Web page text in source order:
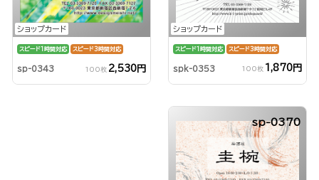
ショップカード
スピード1時間対応 スピード3時間対応
sp-0343 100枚 2,530円
ショップカード
スピード1時間対応 スピード3時間対応
spk-0353 100枚 1,870円
sp-0370